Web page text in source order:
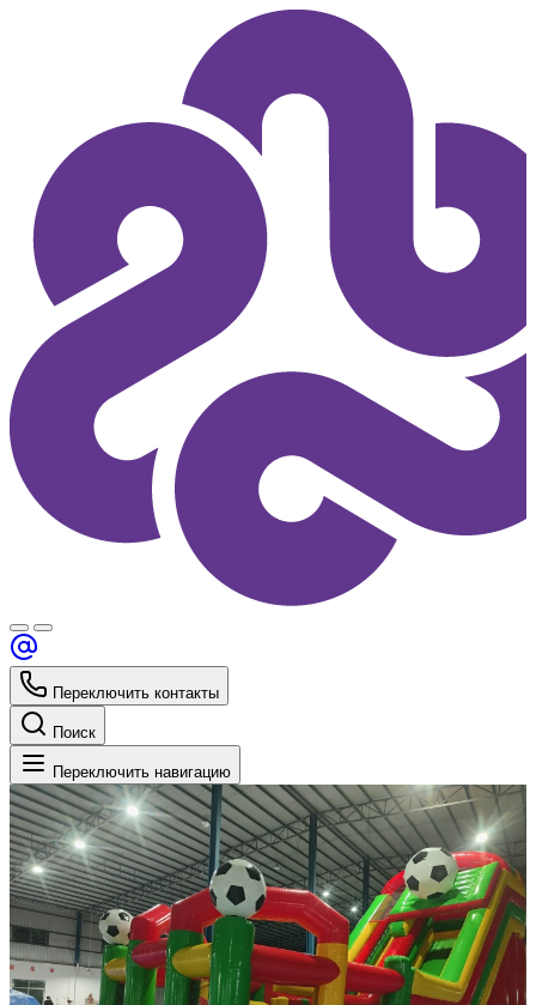
Переключить контакты
Поиск
Переключить навигацию